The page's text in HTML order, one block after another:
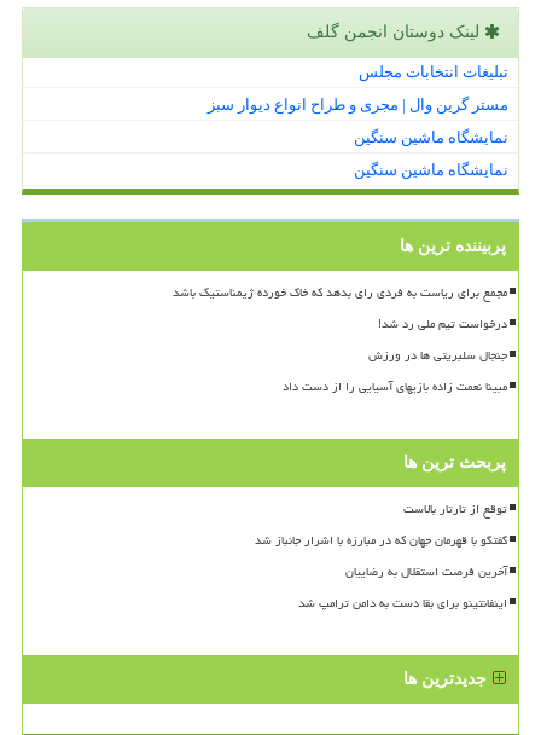
لینک دوستان انجمن گلف
تبلیغات انتخابات مجلس
مستر گرین وال | مجری و طراح انواع دیوار سبز
نمایشگاه ماشین سنگین
نمایشگاه ماشین سنگین
پربیننده ترین ها
مجمع برای ریاست به فردی رای بدهد که خاک خورده ژیمناستیک باشد
درخواست تیم ملی رد شد!
جنجال سلبریتی ها در ورزش
مبینا نعمت زاده بازیهای آسیایی را از دست داد
پربحث ترین ها
توقع از تارتار بالاست
گفتگو با قهرمان جهان که در مبارزه با اشرار جانباز شد
آخرین فرصت استقلال به رضاییان
اینفانتینو برای بقا دست به دامن ترامپ شد
جدیدترین ها